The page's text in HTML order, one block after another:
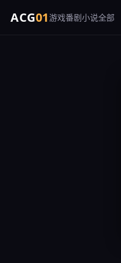
ACG01游戏番剧小说全部